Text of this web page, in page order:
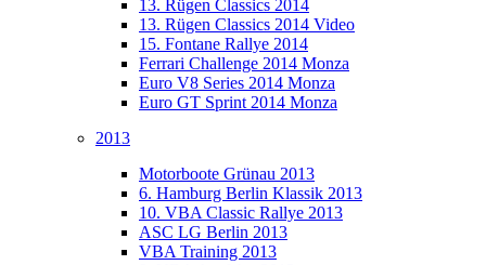
13. Rügen Classics 2014
13. Rügen Classics 2014 Video
15. Fontane Rallye 2014
Ferrari Challenge 2014 Monza
Euro V8 Series 2014 Monza
Euro GT Sprint 2014 Monza
2013
Motorboote Grünau 2013
6. Hamburg Berlin Klassik 2013
10. VBA Classic Rallye 2013
ASC LG Berlin 2013
VBA Training 2013